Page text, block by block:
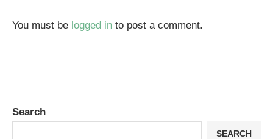
You must be logged in to post a comment.
Search
SEARCH